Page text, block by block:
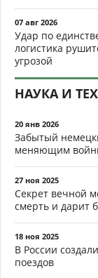
07 авг 2026
Удар по
логистика
угрозой
НАУКА И
20 янв 2026
Забытый
меняющим
27 ноя 2025
Секрет вечной
смерть и дарит
18 ноя 2025
В России
поездов